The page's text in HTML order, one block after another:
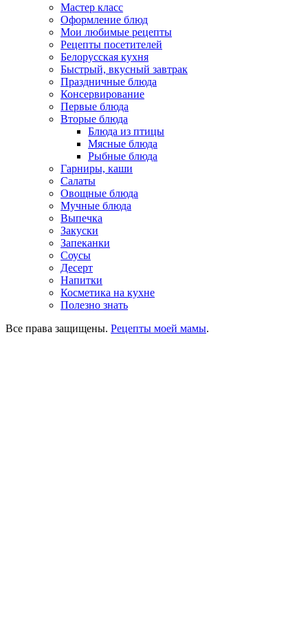
Мастер класс
Оформление блюд
Мои любимые рецепты
Рецепты посетителей
Белорусская кухня
Быстрый, вкусный завтрак
Праздничные блюда
Консервирование
Первые блюда
Вторые блюда
Блюда из птицы
Мясные блюда
Рыбные блюда
Гарниры, каши
Салаты
Овощные блюда
Мучные блюда
Выпечка
Закуски
Запеканки
Соусы
Десерт
Напитки
Косметика на кухне
Полезно знать
Все права защищены. Рецепты моей мамы.